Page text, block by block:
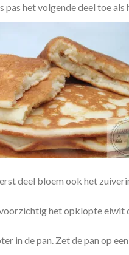
pas het volgende deel toe als
deel bloem ook het
het opklopte eiwit
in de pan. Zet de pan op